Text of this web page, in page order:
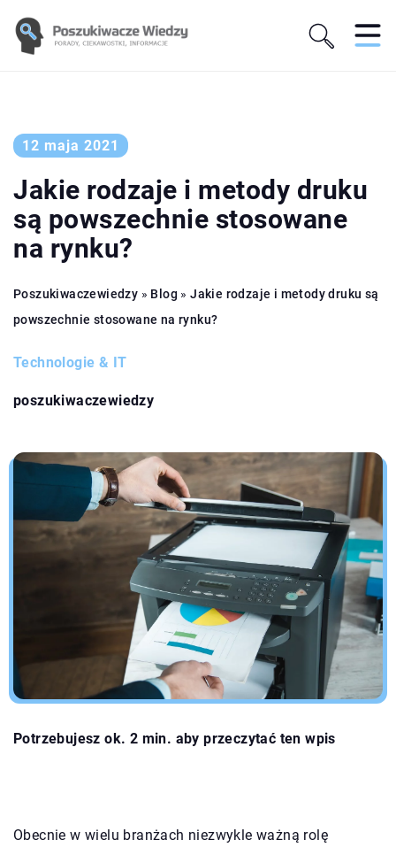
12 maja 2021
Jakie rodzaje i metody druku
są powszechnie stosowane
na rynku?
Poszukiwaczewiedzy » Blog »Jakie rodzaje i metody druku są
powszechnie stosowane na rynku?
Technologie & IT
poszukiwaczewiedzy
Potrzebujesz ok. 2 min. aby przeczytać ten wpis
Obecnie w wielu branżach niezwykle ważną rolę